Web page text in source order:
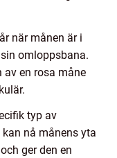
när månen är i
omloppsbana.
av en rosa måne
typ av
nå månens yta
ger den en